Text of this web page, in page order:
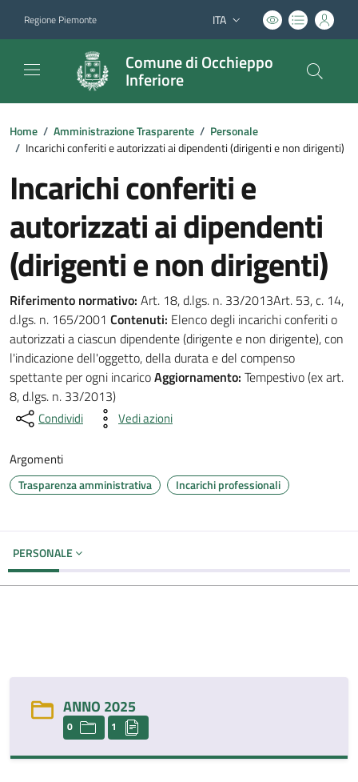
Regione Piemonte Lingua attiva:
ITA
Comune di Occhieppo
Inferiore
Home / Amministrazione Trasparente / Personale
/ Incarichi conferiti e autorizzati ai dipendenti (dirigenti e non dirigenti)
Incarichi conferiti e
autorizzati ai dipendenti
(dirigenti e non dirigenti)
Riferimento normativo: Art. 18, d.lgs. n. 33/2013Art. 53, c. 14,
d.lgs. n. 165/2001 Contenuti: Elenco degli incarichi conferiti o
autorizzati a ciascun dipendente (dirigente e non dirigente), con
l'indicazione dell'oggetto, della durata e del compenso
spettante per ogni incaricoAggiornamento: Tempestivo (ex art.
8, d.lgs. n. 33/2013)
Condividi Vedi azioni
Argomenti
Trasparenza amministrativa Incarichi professionali
PERSONALE
ANNO 2025
0 1